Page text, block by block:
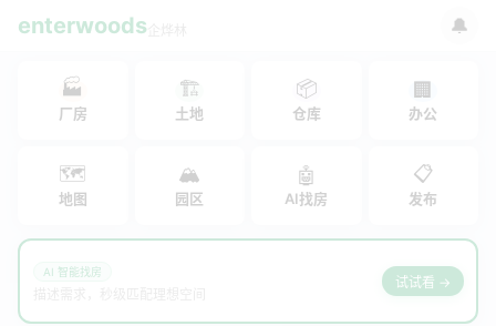
enterwoods 🔔
🏭
厂房
🏗
土地
📦
仓库
🏢
办公
🗺
地图
🏔
园区
🤖
AI找房
📋
发布
AI 智能找房
试试看 →